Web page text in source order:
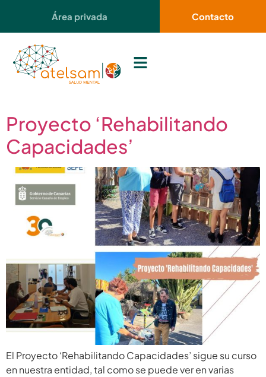
Área privada Contacto
Proyecto ‘Rehabilitando
Capacidades’
El Proyecto ‘Rehabilitando Capacidades’ sigue su curso
en nuestra entidad, tal como se puede ver en varias